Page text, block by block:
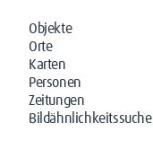
Objekte
Orte
Karten
Personen
Zeitungen
Bildähnlichkeitssuche